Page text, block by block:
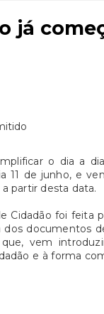
já
o dia a
11 de junho, e
partir desta data.
Cidadão foi feita
dos documentos
vem
e à forma